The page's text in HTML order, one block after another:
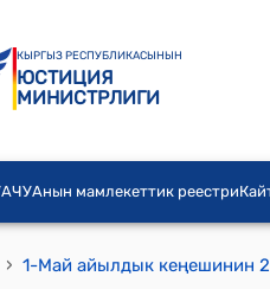
КЫРГЫЗ РЕСПУБЛИКАСЫНЫН
ЮСТИЦИЯ
МИНИСТРЛИГИ
ЧУАнын мамлекеттик реестри
›